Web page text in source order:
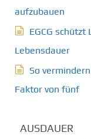
aufzubauen
EGCG
Lebensdauer
So
Faktor von fünf
AUSDAUER